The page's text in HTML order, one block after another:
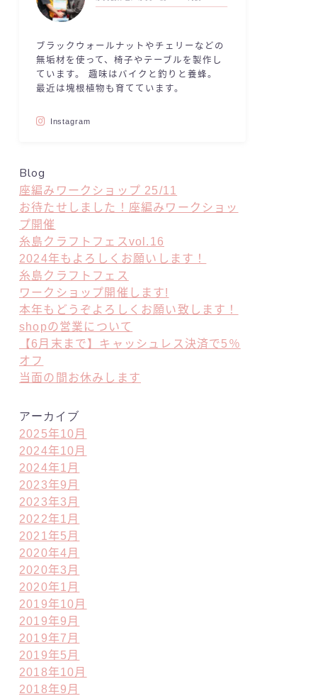
ブラックウォールナットやチェリーなどの
無垢材を使って、椅子やテーブルを製作し
ています。 趣味はバイクと釣りと養蜂。
最近は塊根植物も育てています。
Instagram
Blog
座編みワークショップ 25/11
お待たせしました！座編みワークショッ
プ開催
糸島クラフトフェスvol.16
2024年もよろしくお願いします！
糸島クラフトフェス
ワークショップ開催します!
本年もどうぞよろしくお願い致します！
shopの営業について
【6月末まで】キャッシュレス決済で5％
オフ
当面の間お休みします
アーカイブ
2025年10月
2024年10月
2024年1月
2023年9月
2023年3月
2022年1月
2021年5月
2020年4月
2020年3月
2020年1月
2019年10月
2019年9月
2019年7月
2019年5月
2018年10月
2018年9月